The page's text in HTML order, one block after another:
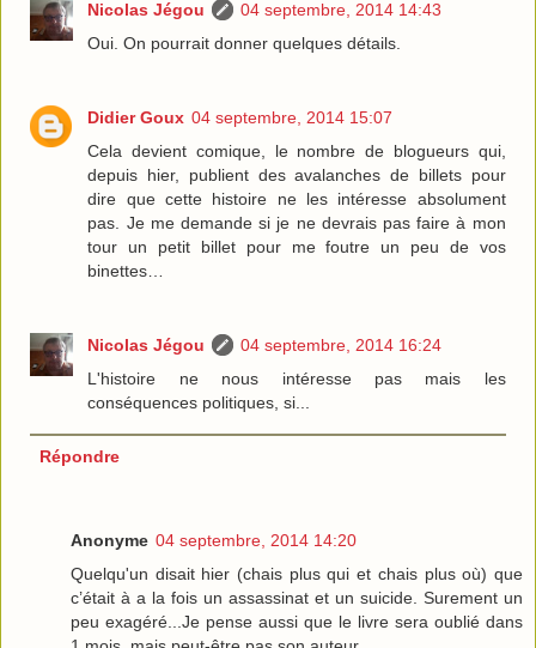
Nicolas Jégou
04 septembre, 2014 14:43
Oui. On pourrait donner quelques détails.
Didier Goux 04 septembre, 2014 15:07
Cela devient comique, le nombre de blogueurs qui,
depuis hier, publient des avalanches de billets pour
dire que cette histoire ne les intéresse absolument
pas. Je me demande si je ne devrais pas faire à mon
tour un petit billet pour me foutre un peu de vos
binettes…
Nicolas Jégou
04 septembre, 2014 16:24
L'histoire ne nous intéresse pas mais les
conséquences politiques, si...
Répondre
Anonyme 04 septembre, 2014 14:20
Quelqu'un disait hier (chais plus qui et chais plus où) que
c’était à a la fois un assassinat et un suicide. Surement un
peu exagéré...Je pense aussi que le livre sera oublié dans